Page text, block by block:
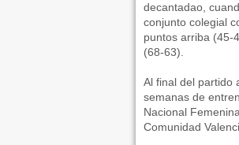
decantadao,
conjunto colegial
puntos arriba (45-
(68-63).
Al final del partido
semanas de
Nacional
Comunidad